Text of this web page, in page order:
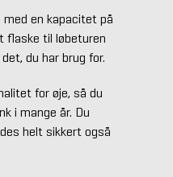
en kapacitet på
flaske til løbeturen
for øje, så du
i mange år. Du
helt sikkert også